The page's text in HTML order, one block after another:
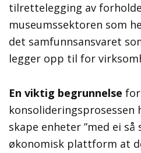
tilrettelegging av
museumssektoren som
det samfunnsansvaret
legger opp til for
En viktig begrunnelse for
skape enheter ”med ei
økonomisk plattform at